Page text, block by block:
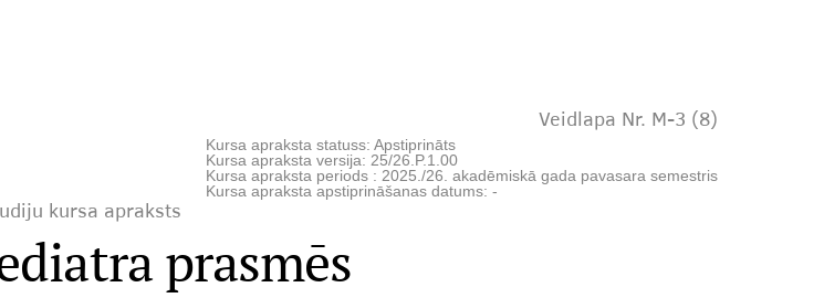
Veidlapa Nr. M-3 (8)
Kursa apraksta statuss: Apstiprināts
Kursa apraksta versija: 25/26.P.1.00
Kursa apraksta periods : 2025./26. akadēmiskā gada pavasara semestris
Kursa apraksta apstiprināšanas datums: -
kursa apraksts
prasmēs